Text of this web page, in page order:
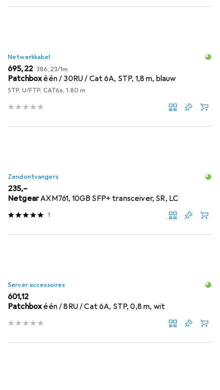
Netwerkkabel
EUR
695,22 EUR
386,23/1m
Patchboxéén / 30RU / Cat 6A, STP, 1,8 m, blauw
STP, U/FTP, CAT6a, 1.80 m
Zendontvangers
EUR
235,–
NetgearAXM761, 10GB SFP+ transceiver, SR, LC
1
Server accessoires
EUR
601,12
Patchboxéén / 8RU / Cat 6A, STP, 0,8 m, wit